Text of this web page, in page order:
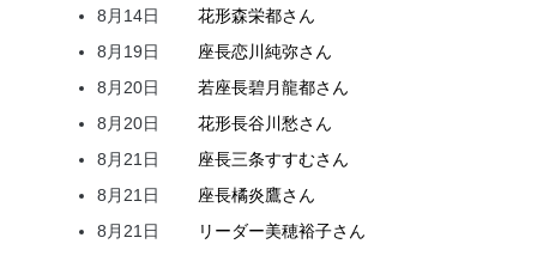
8月14日
花形森栄都さん
8月19日
座長恋川純弥さん
8月20日
若座長碧月龍都さん
8月20日
花形長谷川愁さん
8月21日
座長三条すすむさん
8月21日
座長橘炎鷹さん
8月21日
リーダー美穂裕子さん